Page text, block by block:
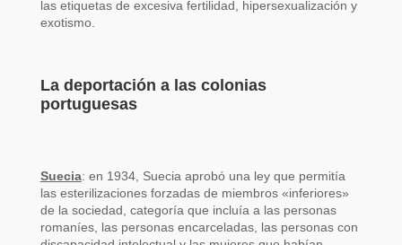
las etiquetas de excesiva fertilidad, hipersexualización y
exotismo.
La deportación a las colonias
portuguesas
Suecia: en 1934, Suecia aprobó una ley que permitía
las esterilizaciones forzadas de miembros «inferiores»
de la sociedad, categoría que incluía a las personas
romaníes, las personas encarceladas, las personas con